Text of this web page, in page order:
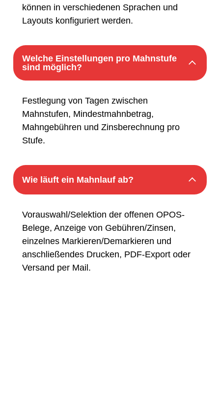
können in verschiedenen Sprachen und
Layouts konfiguriert werden.
Welche Einstellungen pro Mahnstufe
sind möglich?
Festlegung von Tagen zwischen
Mahnstufen, Mindestmahnbetrag,
Mahngebühren und Zinsberechnung pro
Stufe.
Wie läuft ein Mahnlauf ab?
Vorauswahl/Selektion der offenen OPOS-
Belege, Anzeige von Gebühren/Zinsen,
einzelnes Markieren/Demarkieren und
anschließendes Drucken, PDF-Export oder
Versand per Mail.